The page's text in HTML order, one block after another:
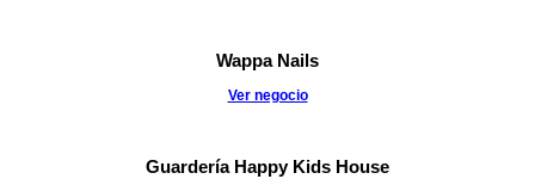
Wappa Nails
Ver negocio
Guardería Happy Kids House